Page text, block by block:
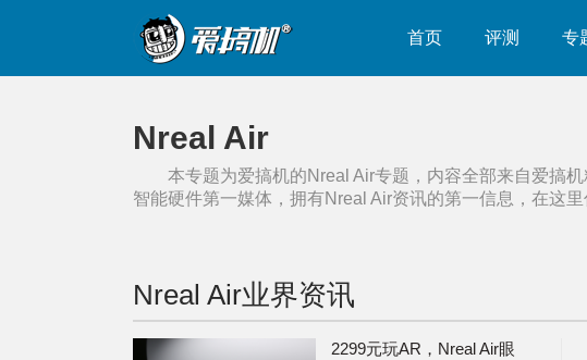
首页 评测 专
Nreal Air
本专题为爱搞机的Nreal Air专题，内容全部来自爱搞
智能硬件第一媒体，拥有Nreal Air资讯的第一信息，在这里
Nreal Air业界资讯
2299元玩AR，Nreal Air眼